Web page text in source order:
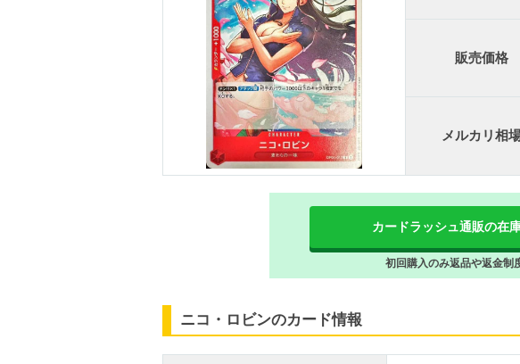
販売価格
メルカリ相
カードラッシュ通販の在
初回購入のみ返品や返金制
ニコ・ロビンのカード情報